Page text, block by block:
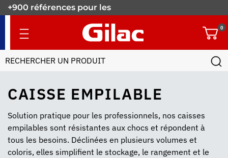
CAISSE EMPILABLE
Solution pratique pour les professionnels, nos caisses
empilables sont résistantes aux chocs et répondent à
tous les besoins. Déclinées en plusieurs volumes et
coloris, elles simplifient le stockage, le rangement et le
+900 références pour les
0